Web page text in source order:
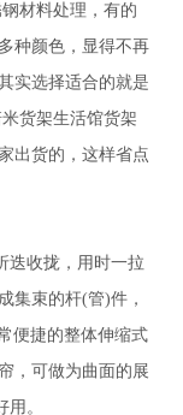
材料处理，有的
种颜色，显得不再
实选择适合的就是
货架生活馆货架
出货的，这样省点
迭收拢，用时一拉
集束的杆(管)件，
便捷的整体伸缩式
，可做为曲面的展
。